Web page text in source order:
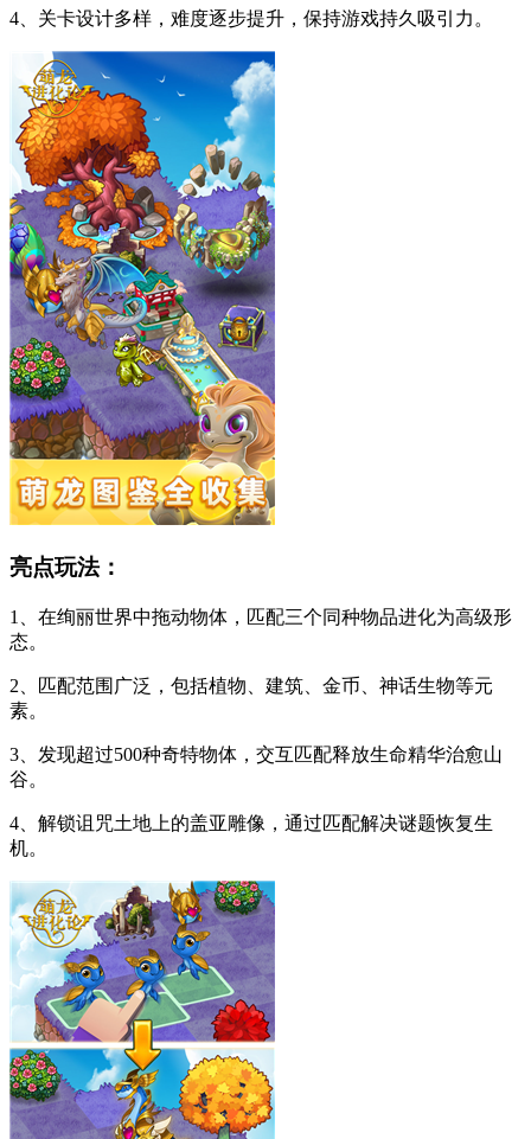
4、关卡设计多样，难度逐步提升，保持游戏持久吸引力。
亮点玩法：
1、在绚丽世界中拖动物体，匹配三个同种物品进化为高级形
态。
2、匹配范围广泛，包括植物、建筑、金币、神话生物等元
素。
3、发现超过500种奇特物体，交互匹配释放生命精华治愈山
谷。
4、解锁诅咒土地上的盖亚雕像，通过匹配解决谜题恢复生
机。